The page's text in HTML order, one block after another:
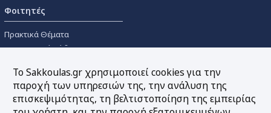
Φοιτητές
Πρακτικά Θέματα
Οικονομικοί Κώδικες
Συγγραμμάτων
Εργαλεία
Το Sakkoulas.gr χρησιμοποιεί cookies για την
παροχή των υπηρεσιών της, την ανάλυση της
επισκεψιμότητας, τη βελτιστοποίηση της εμπειρίας